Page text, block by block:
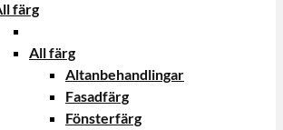
färg
All färg
Altanbehandlingar
Fasadfärg
Fönsterfärg